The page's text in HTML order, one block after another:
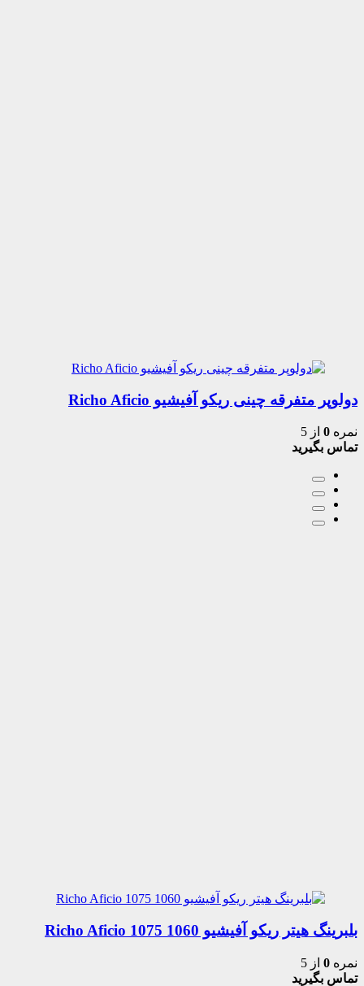
دولوپر متفرقه چینی ریکو آفیشیو Richo Aficio
نمره 0 از 5
تماس بگیرید
بلبرینگ هیتر ریکو آفیشیو 1060 1075 Richo Aficio
نمره 0 از 5
تماس بگیرید